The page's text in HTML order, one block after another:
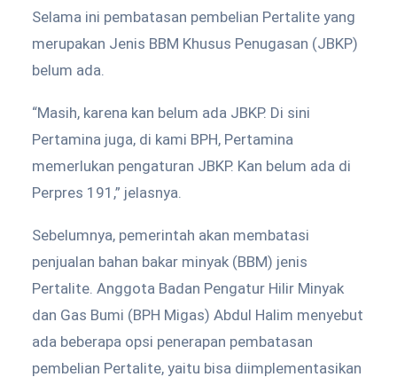
Selama ini pembatasan pembelian Pertalite yang
merupakan Jenis BBM Khusus Penugasan (JBKP)
belum ada.
“Masih, karena kan belum ada JBKP. Di sini
Pertamina juga, di kami BPH, Pertamina
memerlukan pengaturan JBKP. Kan belum ada di
Perpres 191,” jelasnya.
Sebelumnya, pemerintah akan membatasi
penjualan bahan bakar minyak (BBM) jenis
Pertalite. Anggota Badan Pengatur Hilir Minyak
dan Gas Bumi (BPH Migas) Abdul Halim menyebut
ada beberapa opsi penerapan pembatasan
pembelian Pertalite, yaitu bisa diimplementasikan